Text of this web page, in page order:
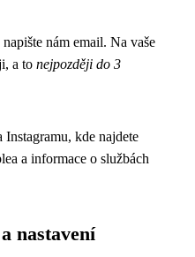
nám email. Na vaše
a to nejpozději do 3
Instagramu, kde najdete
a informace o službách
nastavení